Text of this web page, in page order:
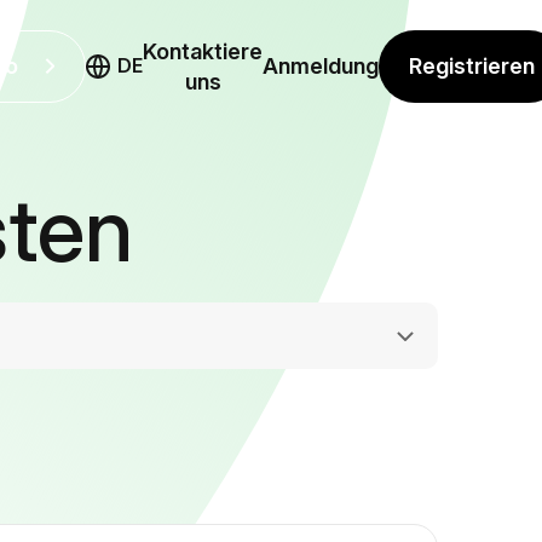
DE
Kontaktiere
uns
Anmeldung Registrieren